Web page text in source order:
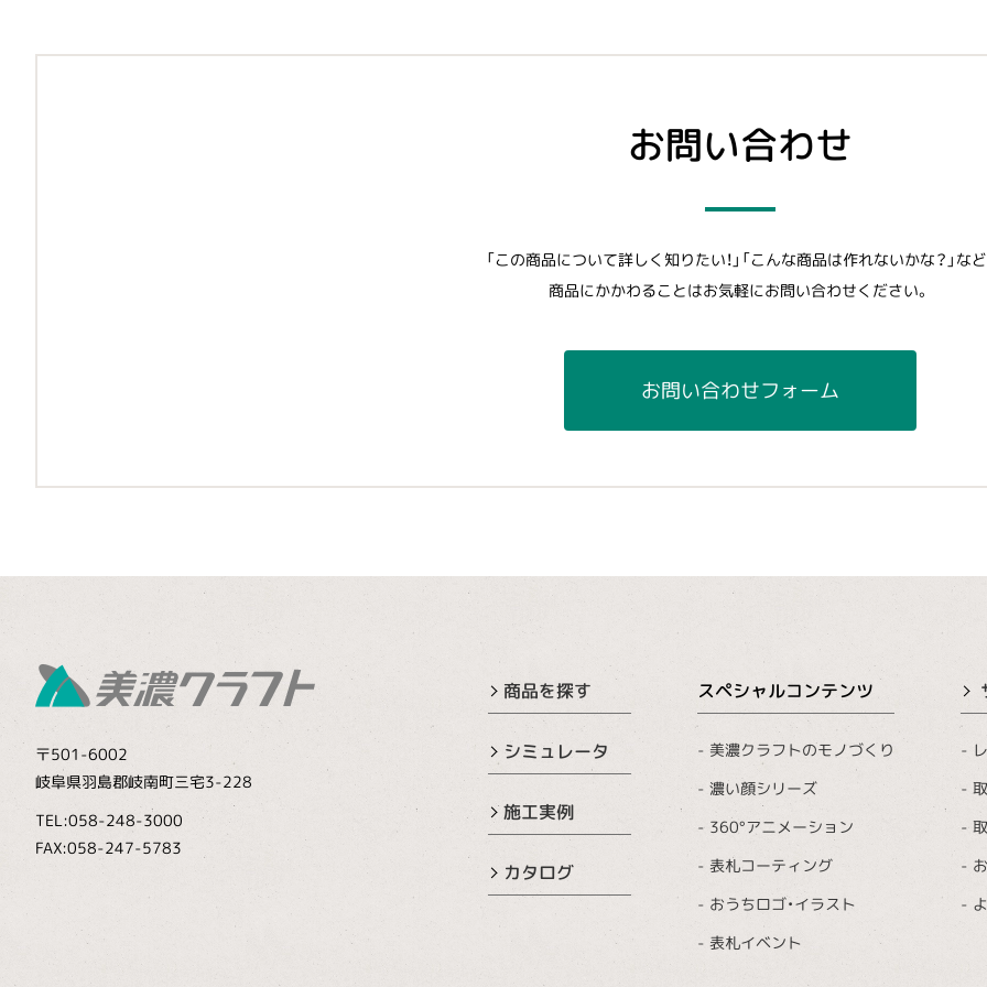
お問い合わせ
「この商品について詳しく知りたい！」「こんな商品は作れないかな？」など
商品にかかわることはお気軽にお問い合わせください。
お問い合わせフォーム
〒501-6002
岐阜県羽島郡岐南町三宅3-228
TEL:058-248-3000
FAX:058-247-5783
商品を探す
シミュレータ
施工実例
カタログ
スペシャルコンテンツ
美濃クラフトのモノづくり
濃い顔シリーズ
360°アニメーション
表札コーティング
おうちロゴ・イラスト
表札イベント